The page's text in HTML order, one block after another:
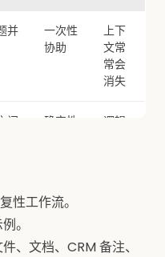
并
一次性
协助
上下
文常
常会
消失
间
确定性
逻辑
工
出
周期性
型工作
和审
性工作流。
。
、文档、CRM 备注、